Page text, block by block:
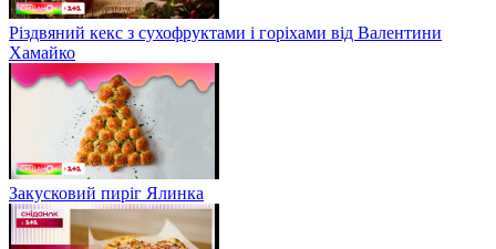
Різдвяний кекс з сухофруктами і горіхами від Валентини
Хамайко
Закусковий пиріг Ялинка